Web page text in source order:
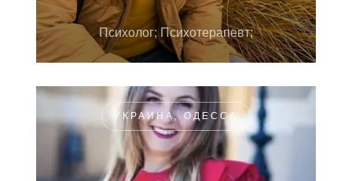
Психолог; Психотерапевт;
УКРАИНА, ОДЕССА